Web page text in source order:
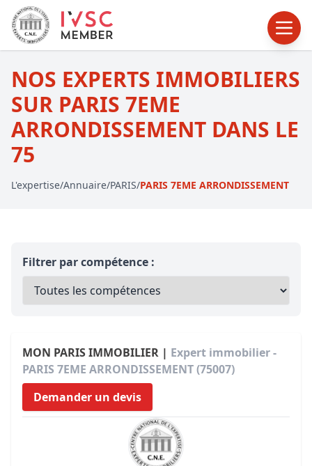
NOS EXPERTS IMMOBILIERS
SUR PARIS 7EME
ARRONDISSEMENT DANS LE
75
L'expertise/Annuaire/PARIS/PARIS 7EME ARRONDISSEMENT
Filtrer par compétence :
MON PARIS IMMOBILIER | Expert immobilier -
PARIS 7EME ARRONDISSEMENT (75007)
Demander un devis